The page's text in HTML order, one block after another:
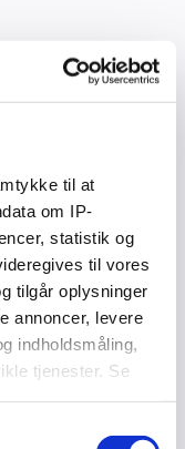
til at
om IP-
statistik og
til vores
tilgår oplysninger
annoncer, levere
indholdsmåling,
tjenester. Se
til
af
– se afsnittet
også, at de
ville kunne tilbydes
100 % i privat